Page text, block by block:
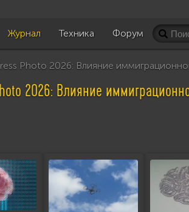
Журнал Техника Форум
Photo 2026: Влияние
2026: Влияние